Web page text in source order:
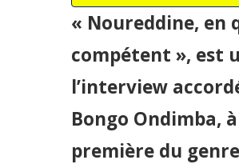
« Noureddine, en
compétent », est
l’interview
Bongo Ondimba,
première du